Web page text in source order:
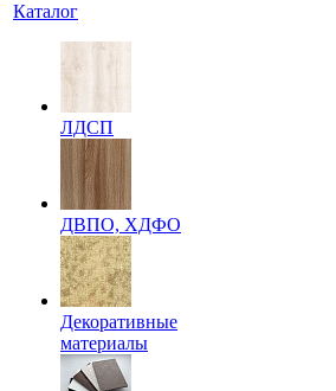
Каталог
ЛДСП
ДВПО, ХДФО
Декоративные
материалы